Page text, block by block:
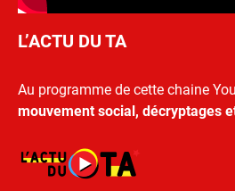
L’ACTU DU TA
Au programme de cette chaine
mouvement social, décryptages